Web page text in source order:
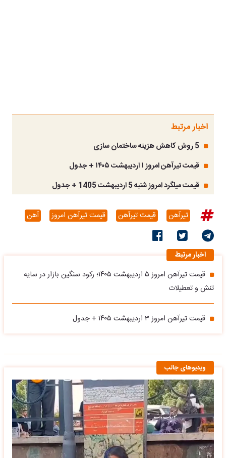
اخبار مرتبط
5 روش کاهش هزینه ساختمان سازی
قیمت تیرآهن امروز ۱ اردیبهشت ۱۴۰۵ + جدول
قیمت میلگرد امروز شنبه 5 اردیبهشت 1405 + جدول
تیرآهن‌ قیمت تیرآهن قیمت تیرآهن امروز آهن
اخبار مرتبط
قیمت تیرآهن امروز ۵ اردیبهشت ۱۴۰۵؛ رکود سنگین بازار در سایه
تنش‌ و تعطیلات
قیمت تیرآهن امروز ۳ اردیبهشت ۱۴۰۵ + جدول
ویدیوهای جالب